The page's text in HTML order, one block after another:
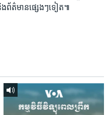
ង​ព័ត៌មាន​ផ្សេងៗ​ទៀត៕